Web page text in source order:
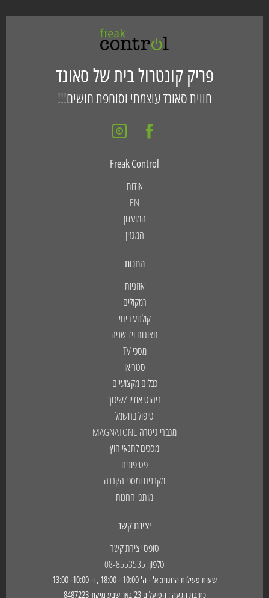
פריק קונטרול בית של סאונד
חווית סאונד עוצמתי וסוחפת חושים!!!
Freak Control
אודות
EN
המועדון
המגזין
החנות
אוזניות
רמקולים
קולנוע ביתי
תצוגות ויד שניה
מסכי TV
סטריאו
כבלים מקצועיים
ריהוט אודיו /שיכוך
טיפול בחשמל
מגברי גיטרה MAGNATONE
מסכים לתנאי חוץ
פטיפונים
מקרנים ומסכי הקרנה
מותגי החנות
יצירת קשר
טופס יצירת קשר
טלפון: 08-8553535
שעות פעילות החנות: א' - ה' 10:00 - 18:00 , ו- 10:00- 13:00
כתובת הגעה : הפועלים 23 באר שבע מיקוד 8487223